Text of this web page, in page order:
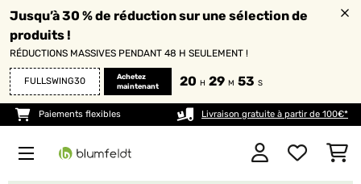
Jusqu’à 30 % de réduction sur une sélection de
produits !
RÉDUCTIONS MASSIVES PENDANT 48 H SEULEMENT !
FULLSWING30
Achetez
maintenant
20 H 29 M 52 S
Paiements flexibles Livraison gratuite à partir de 100€*